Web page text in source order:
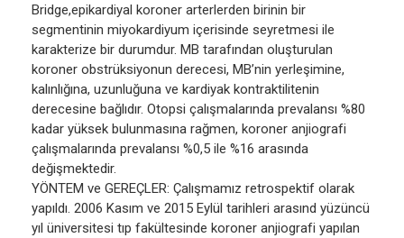
Bridge,epikardiyal koroner arterlerden birinin bir
segmentinin miyokardiyum içerisinde seyretmesi ile
karakterize bir durumdur. MB tarafından oluşturulan
koroner obstrüksiyonun derecesi, MB’nin yerleşimine,
kalınlığına, uzunluğuna ve kardiyak kontraktilitenin
derecesine bağlıdır. Otopsi çalışmalarında prevalansı %80
kadar yüksek bulunmasına rağmen, koroner anjiografi
çalışmalarında prevalansı %0,5 ile %16 arasında
değişmektedir.
YÖNTEM ve GEREÇLER: Çalışmamız retrospektif olarak
yapıldı. 2006 Kasım ve 2015 Eylül tarihleri arasınd yüzüncü
yıl üniversitesi tıp fakültesinde koroner anjiografi yapılan